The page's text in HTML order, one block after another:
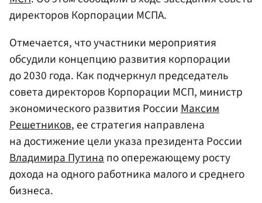
директоров Корпорации МСПA.
Отмечается, что участники мероприятия
обсудили концепцию развития корпорации
до 2030 года. Как подчеркнул председатель
совета директоров Корпорации МСП, министр
экономического развития РоссииМаксим
Решетников, ее стратегия направлена
на достижение цели указа президента России
Владимира Путинапо опережающему росту
дохода на одного работника малого и среднего
бизнеса.